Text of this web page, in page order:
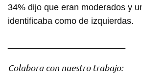
34% dijo que eran moderados y
identificaba como de izquierdas.
Colabora con nuestro trabajo: